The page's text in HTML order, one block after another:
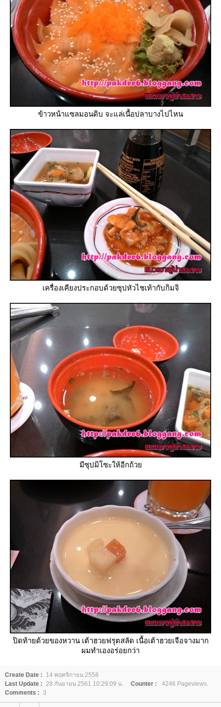
ข้าวหน้าแซลมอนดิบ จะแล่เนื้อปลาบางไปไหน
เครื่องเคียงประกอบด้วยซุปหัวไชเท้ากับกิมจิ
มีซุปมิโซะให้อีกถ้ว
ปิดท้ายด้วยของหวาน เต้าฮวยฟรุตสลัด เนื้อเต้าฮวยเจือจางมาก
ผมทำเองอร่อยกว่า
Create Date :
14 พฤศจิกายน 2558
Last Update :
28 กันยายน 2561 10:29:09 น. Counter :
4246 Pageviews.
Comments : 3